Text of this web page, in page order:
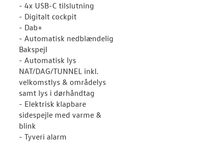
- 4x USB-C tilslutning
- Digitalt cockpit
- Dab+
- Automatisk nedblændelig
Bakspejl
- Automatisk lys
NAT/DAG/TUNNEL inkl.
velkomstlys & områdelys
samt lys i dørhåndtag
- Elektrisk klapbare
sidespejle med varme &
blink
- Tyveri alarm